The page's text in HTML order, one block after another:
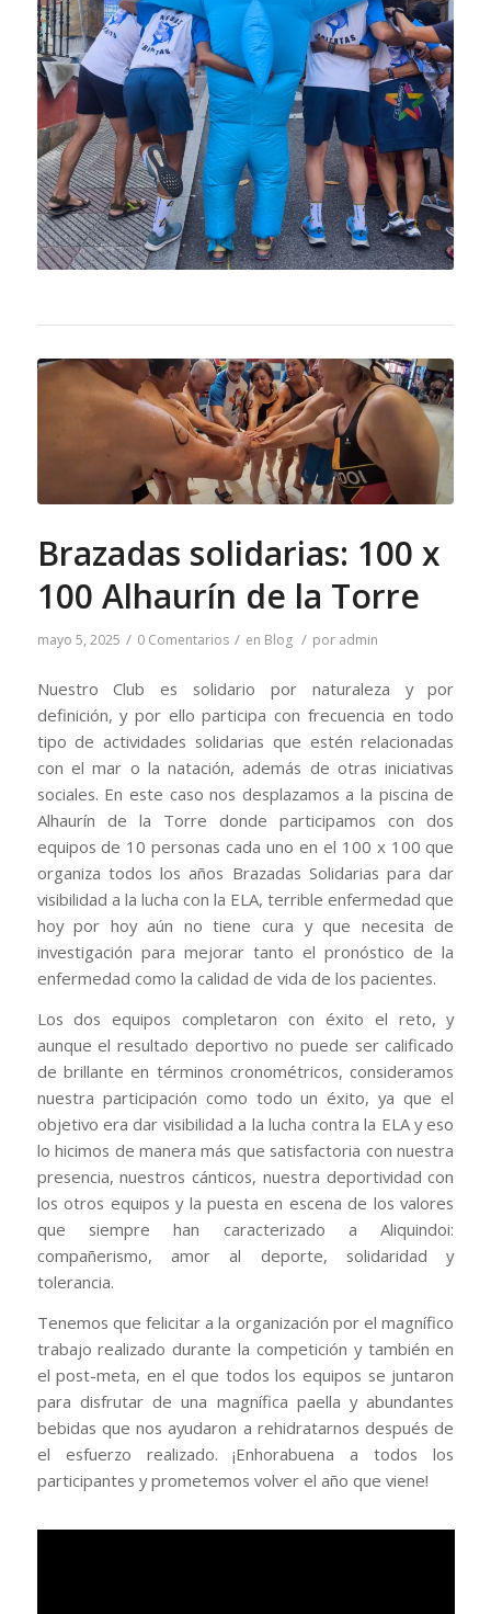
Brazadas solidarias: 100 x
100 Alhaurín de la Torre
mayo 5, 2025 / 0 Comentarios / en Blog / por admin
Nuestro Club es solidario por naturaleza y por
definición, y por ello participa con frecuencia en todo
tipo de actividades solidarias que estén relacionadas
con el mar o la natación, además de otras iniciativas
sociales. En este caso nos desplazamos a la piscina de
Alhaurín de la Torre donde participamos con dos
equipos de 10 personas cada uno en el 100 x 100 que
organiza todos los años Brazadas Solidarias para dar
visibilidad a la lucha con la ELA, terrible enfermedad que
hoy por hoy aún no tiene cura y que necesita de
investigación para mejorar tanto el pronóstico de la
enfermedad como la calidad de vida de los pacientes.
Los dos equipos completaron con éxito el reto, y
aunque el resultado deportivo no puede ser calificado
de brillante en términos cronométricos, consideramos
nuestra participación como todo un éxito, ya que el
objetivo era dar visibilidad a la lucha contra la ELA y eso
lo hicimos de manera más que satisfactoria con nuestra
presencia, nuestros cánticos, nuestra deportividad con
los otros equipos y la puesta en escena de los valores
que siempre han caracterizado a Aliquindoi:
compañerismo, amor al deporte, solidaridad y
tolerancia.
Tenemos que felicitar a la organización por el magnífico
trabajo realizado durante la competición y también en
el post-meta, en el que todos los equipos se juntaron
para disfrutar de una magnífica paella y abundantes
bebidas que nos ayudaron a rehidratarnos después de
el esfuerzo realizado. ¡Enhorabuena a todos los
participantes y prometemos volver el año que viene!